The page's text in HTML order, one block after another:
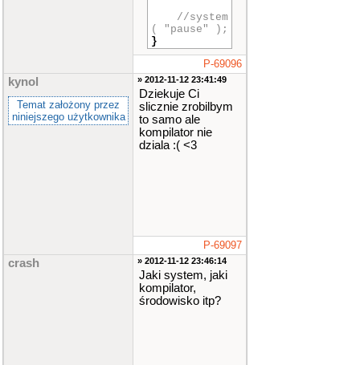
//system
( "pause" );
}
P-69096
kynol
Temat założony przez
niniejszego użytkownika
» 2012-11-12 23:41:49
Dziekuje Ci
slicznie zrobilbym
to samo ale
kompilator nie
dziala :( <3
P-69097
crash » 2012-11-12 23:46:14
Jaki system, jaki
kompilator,
środowisko itp?